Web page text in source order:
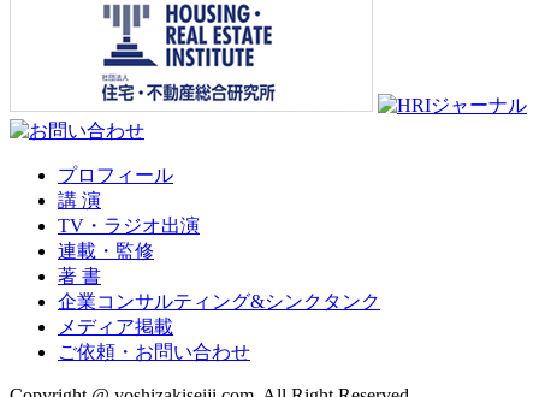
プロフィール
講 演
TV・ラジオ出演
連載・監修
著 書
企業コンサルティング&シンクタンク
メディア掲載
ご依頼・お問い合わせ